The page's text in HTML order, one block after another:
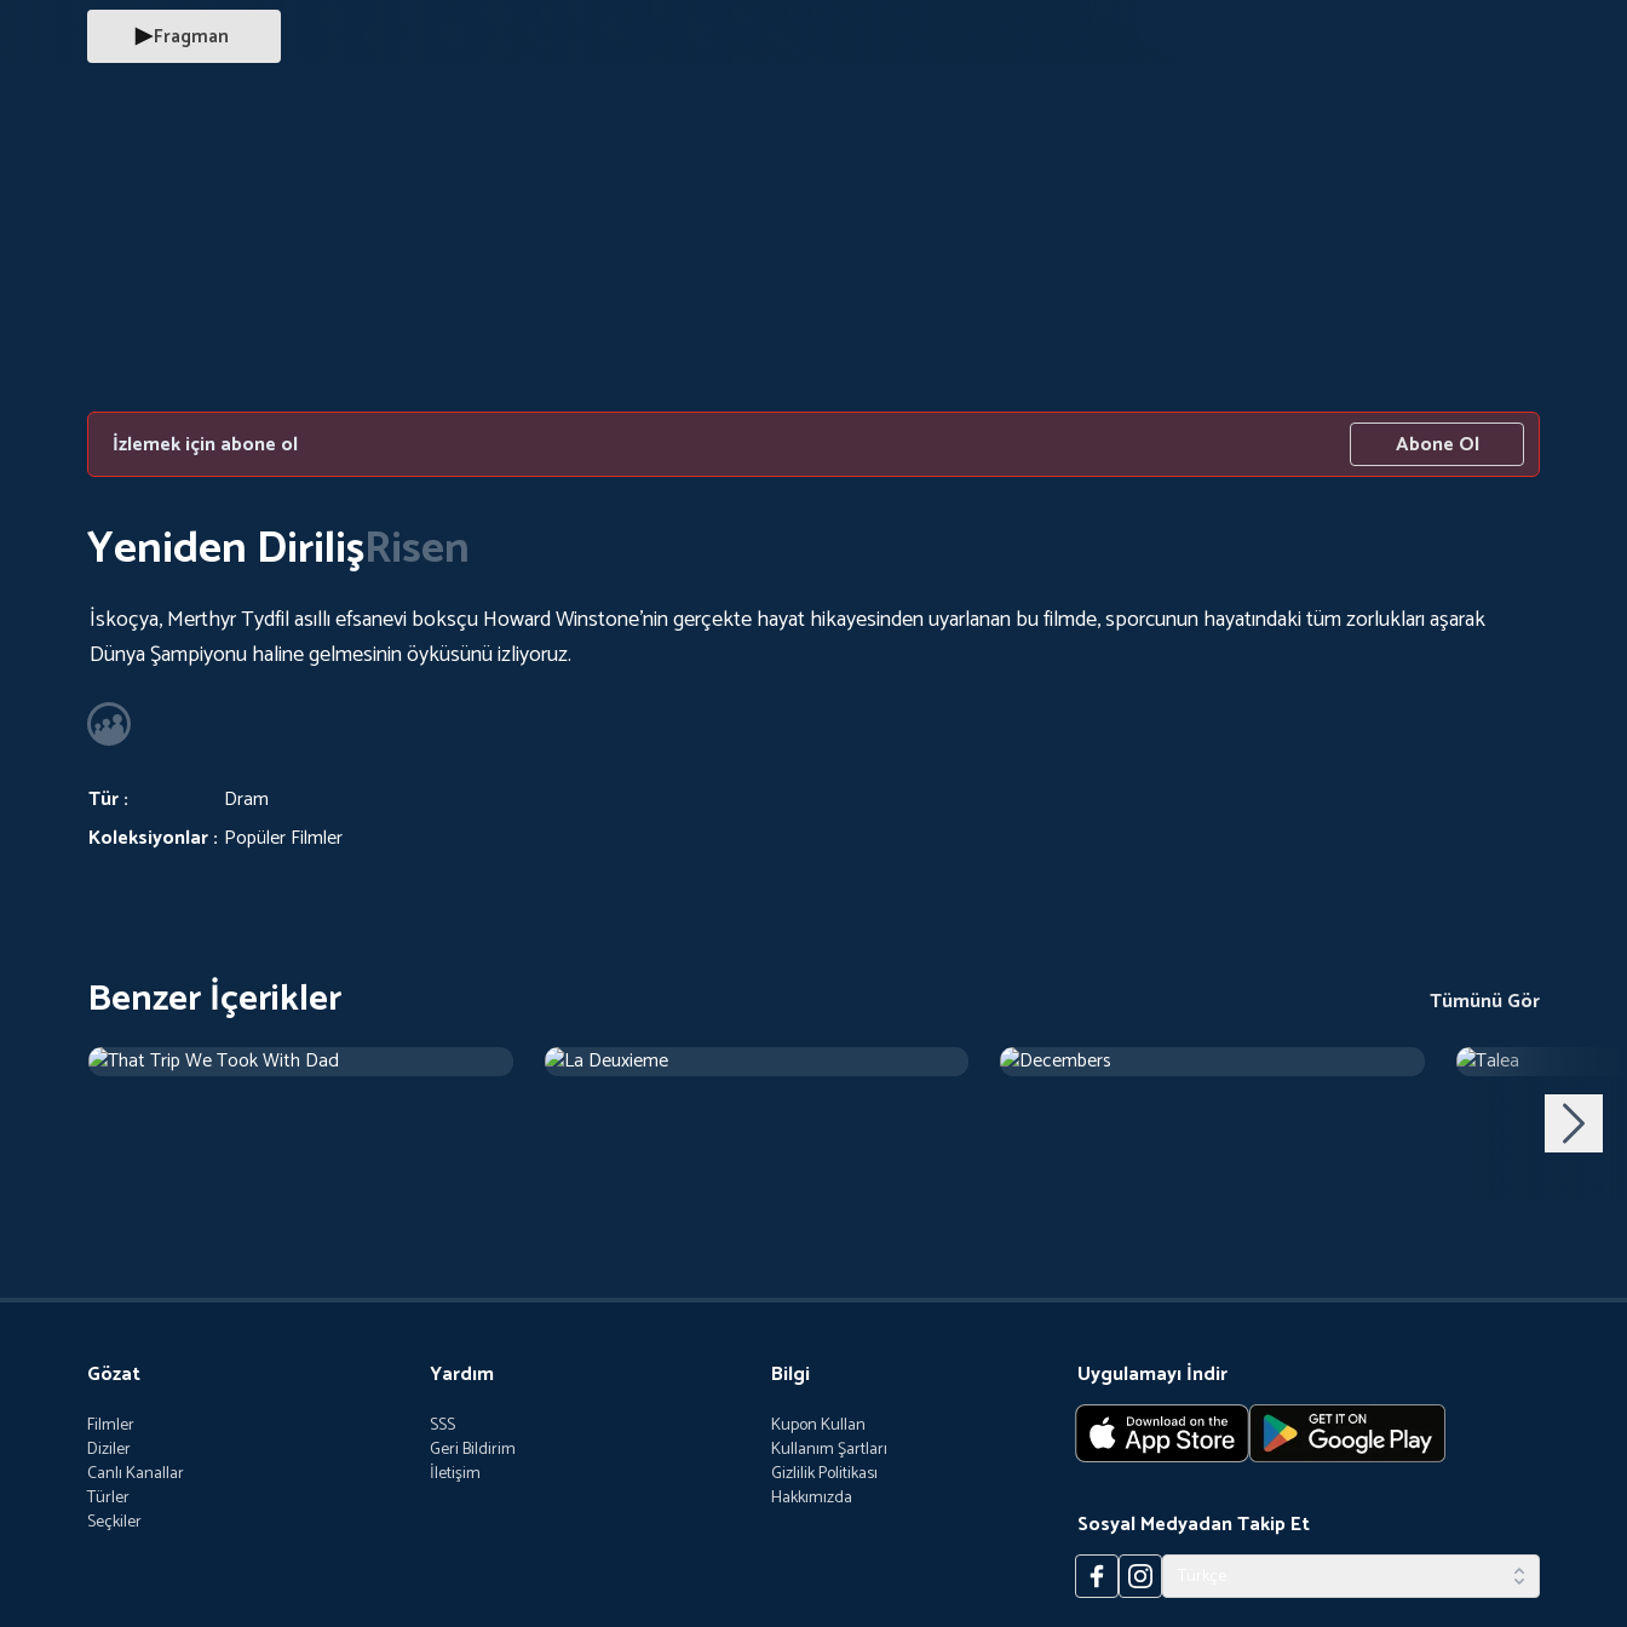
Fragman
İzlemek için abone ol Abone Ol
Yeniden DirilişRisen
İskoçya, Merthyr Tydfil asıllı efsanevi boksçu Howard Winstone'nin gerçekte hayat hikayesinden uyarlanan bu filmde, sporcunun hayatındaki tüm zorlukları aşarak
Dünya Şampiyonu haline gelmesinin öyküsünü izliyoruz.
Tür :
Dram
Koleksiyonlar : Popüler Filmler
Benzer İçerikler
Tümünü Gör
Dram1 sa 46 d Dram1 sa 13 d Dram1 sa 24 d Dram1 sa 12 d
Gözat
Filmler
Diziler
Canlı Kanallar
Türler
Seçkiler
Yardım
SSS
Geri Bildirim
İletişim
Bilgi
Kupon Kullan
Kullanım Şartları
Gizlilik Politikası
Hakkımızda
Uygulamayı İndir
Sosyal Medyadan Takip Et